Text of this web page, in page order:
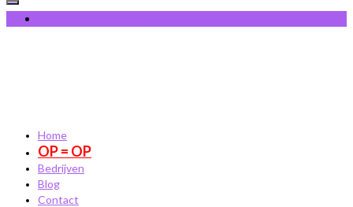
Home
OP = OP
Bedrijven
Blog
Contact